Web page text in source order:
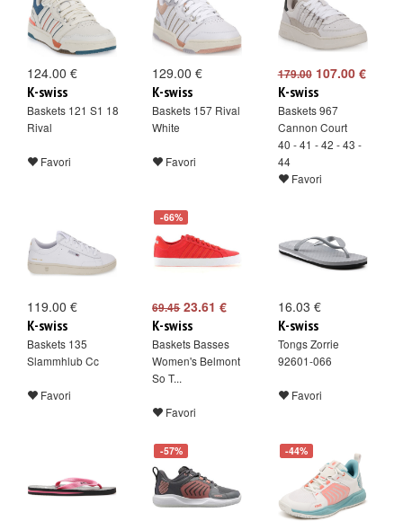
124.00 €
K-swiss
Baskets 121 S1 18
Rival
Favori
129.00 €
K-swiss
Baskets 157 Rival
White
Favori
179.00107.00 €
K-swiss
Baskets 967
Cannon Court
40 - 41 - 42 - 43 -
44
Favori
119.00 €
K-swiss
Baskets 135
Slammhlub Cc
Favori
-66%
69.4523.61 €
K-swiss
Baskets Basses
Women's Belmont
So T...
Favori
16.03 €
K-swiss
Tongs Zorrie
92601-066
Favori
-57% -44%